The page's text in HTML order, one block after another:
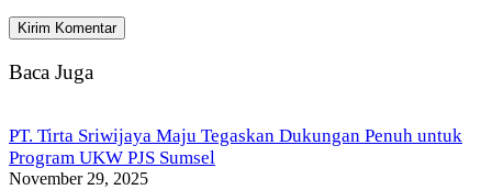
Baca Juga
PT. Tirta Sriwijaya Maju Tegaskan Dukungan Penuh untuk
Program UKW PJS Sumsel
November 29, 2025